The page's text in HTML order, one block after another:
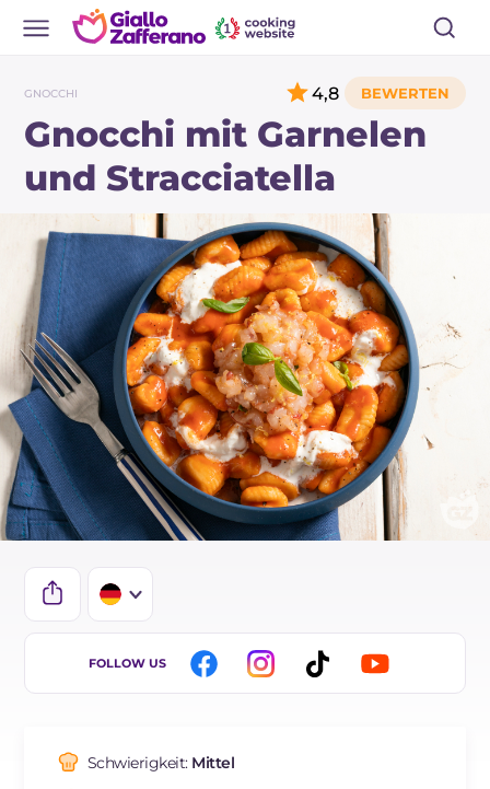
GNOCCHI
Gnocchi mit Garnelen
und Stracciatella
4,8
IT
ES
FOLLOW US
Schwierigkeit: Mittel